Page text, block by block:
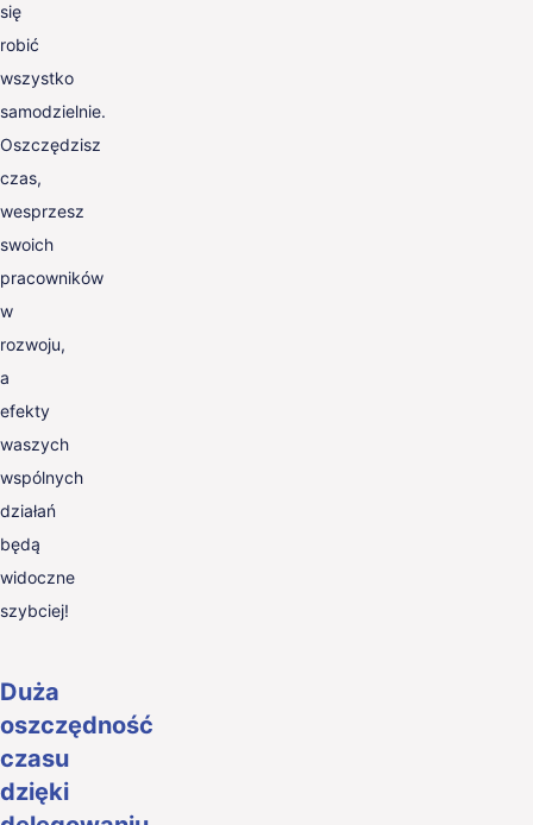
się
robić
wszystko
samodzielnie.
Oszczędzisz
czas,
wesprzesz
swoich
pracowników
w
rozwoju,
a
efekty
waszych
wspólnych
działań
będą
widoczne
szybciej!
Duża
oszczędność
czasu
dzięki